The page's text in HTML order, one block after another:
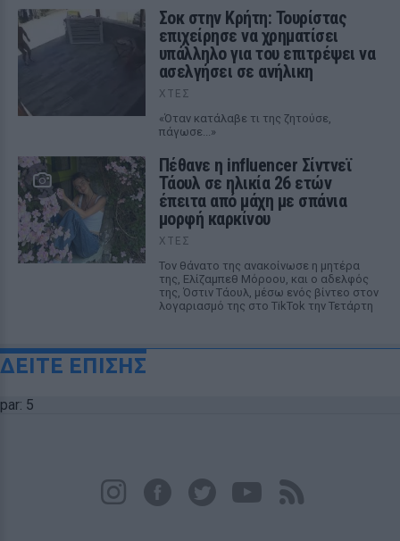
Σοκ στην Κρήτη: Τουρίστας
επιχείρησε να χρηματίσει
υπάλληλο για του επιτρέψει να
ασελγήσει σε ανήλικη
ΧΤΕΣ
«Όταν κατάλαβε τι της ζητούσε,
πάγωσε...»
Πέθανε η influencer Σίντνεϊ
Τάουλ σε ηλικία 26 ετών
έπειτα από μάχη με σπάνια
μορφή καρκίνου
ΧΤΕΣ
Τον θάνατο της ανακοίνωσε η μητέρα
της, Ελίζαμπεθ Μόροου, και ο αδελφός
της, Όστιν Τάουλ, μέσω ενός βίντεο στον
λογαριασμό της στο TikTok την Τετάρτη
ΔΕΙΤΕ ΕΠΙΣΗΣ
par: 5